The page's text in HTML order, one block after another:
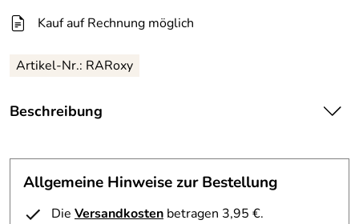
Kauf auf Rechnung möglich
Artikel-Nr.: RARoxy
Beschreibung
Racer Handschuh Roxy
Der neue Alleskönner. Kurz und sicher. Moderner Fun-
Handschuh mit Protektoren und bester Passform. Qualität
Allgemeine Hinweise zur Bestellung
Die Versandkosten betragen 3,95 €.